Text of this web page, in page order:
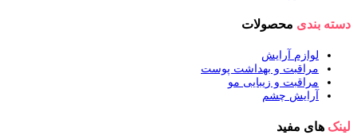
دسته بندی محصولات
لوازم آرایش
مراقبت و بهداشت پوست
مراقبت و زیبایی مو
آرایش چشم
لینک های مفید